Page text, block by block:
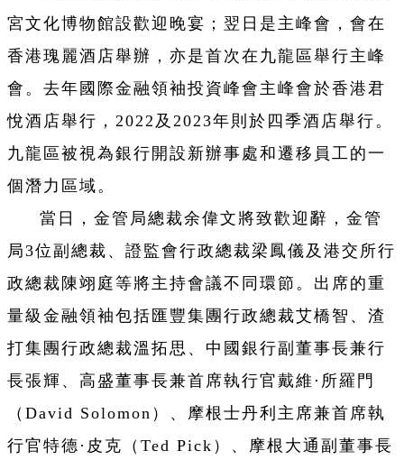
宮文化博物館設歡迎晚宴；翌日是主峰會，會在
香港瑰麗酒店舉辦，亦是首次在九龍區舉行主峰
會。去年國際金融領袖投資峰會主峰會於香港君
悅酒店舉行，2022及2023年則於四季酒店舉行。
九龍區被視為銀行開設新辦事處和遷移員工的一
個潛力區域。
當日，金管局總裁余偉文將致歡迎辭，金管
局3位副總裁、證監會行政總裁梁鳳儀及港交所行
政總裁陳翊庭等將主持會議不同環節。出席的重
量級金融領袖包括匯豐集團行政總裁艾橋智、渣
打集團行政總裁溫拓思、中國銀行副董事長兼行
長張輝、高盛董事長兼首席執行官戴維·所羅門
（David Solomon）、摩根士丹利主席兼首席執
行官特德·皮克（Ted Pick）、摩根大通副董事長